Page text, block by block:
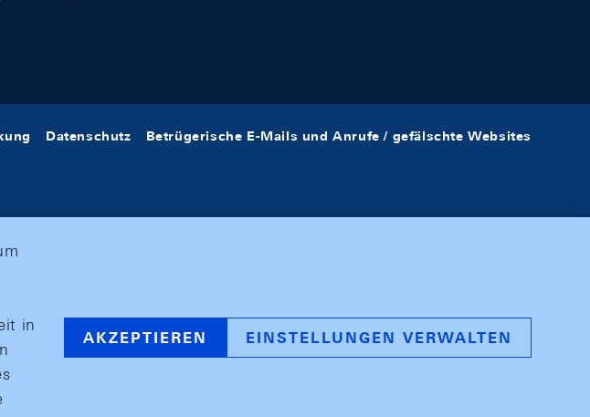
Datenschutz Betrügerische E-Mails und Anrufe / gefälschte Websites
in
AKZEPTIEREN EINSTELLUNGEN VERWALTEN